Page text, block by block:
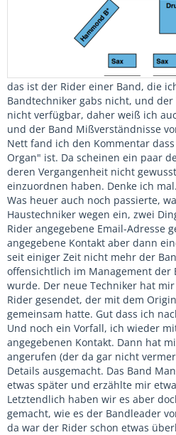
das ist der Rider einer Band, die
Bandtechniker gabs nicht, und
nicht verfügbar, daher weiß ich
und der Band Mißverständnisse
Nett fand ich den Kommentar
Organ" ist. Da scheinen ein paar
deren Vergangenheit nicht
einzuordnen haben. Denke ich mal.
Was heuer auch noch passierte,
Haustechniker wegen ein, zwei
Rider angegebene Email-Adresse
angegebene Kontakt aber dann
seit einiger Zeit nicht mehr der
offensichtlich im Management der
wurde. Der neue Techniker hat
Rider gesendet, der mit dem
gemeinsam hatte. Gut dass ich
Und noch ein Vorfall, ich wieder
angegebenen Kontakt. Dann hat
angerufen (der da gar nicht
Details ausgemacht. Das Band
etwas später und erzählte mir
Letztendlich haben wir es aber
gemacht, wie es der Bandleader
da war der Rider schon etwas